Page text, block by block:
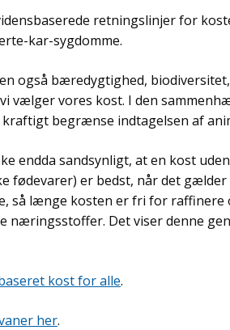
retningslinjer for
kar-sygdomme.
også bæredygtighed,
vælger vores kost. I den
begrænse indtagelsen af
endda sandsynligt, at en kost
fødevarer) er bedst, når det
så længe kosten er fri for
næringsstoffer. Det viser denne
kost for alle.
her.